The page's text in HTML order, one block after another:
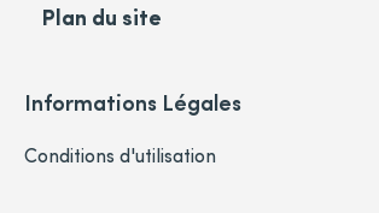
Plan du site
Informations Légales
Conditions d'utilisation